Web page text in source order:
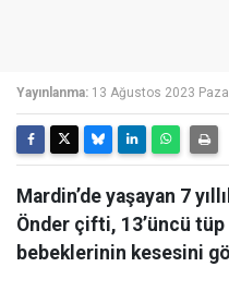
Yayınlanma: 13 Ağustos 2023
Mardin’de yaşayan 7
Önder çifti, 13’üncü
bebeklerinin kesesini